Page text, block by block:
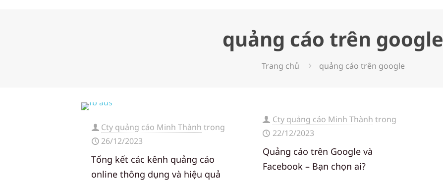
quảng cáo trên google
Trang chủ quảng cáo trên google
Cty quảng cáo Minh Thành trong
26/12/2023
Tổng kết các kênh quảng cáo
online thông dụng và hiệu quả
Cty quảng cáo Minh Thành trong
22/12/2023
Quảng cáo trên Google và
Facebook – Bạn chọn ai?